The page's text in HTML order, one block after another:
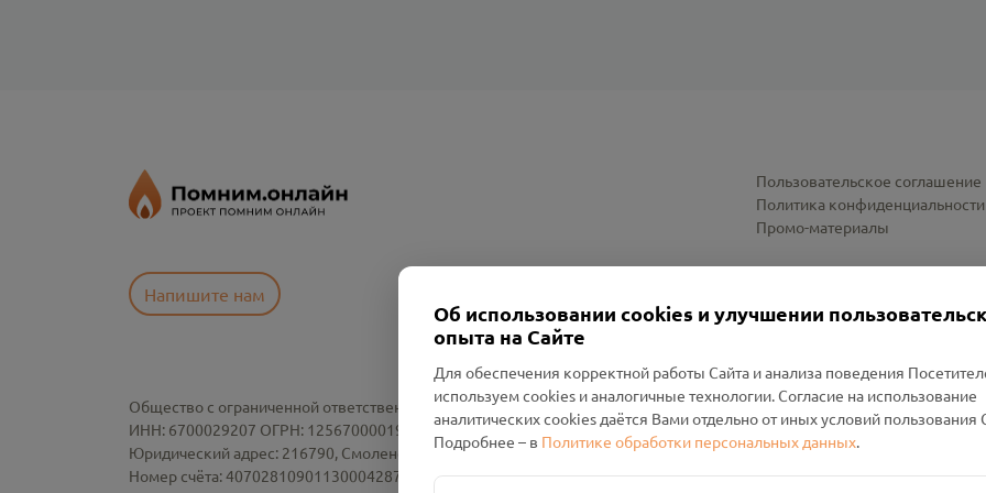
Напишите нам
Пользовательское соглашение
Политика конфиденциальности
Промо-материалы
Общество с ограниченной ответственностью «Смоленский Проект Помним»
ИНН: 6700029207 ОГРН: 1256700001986
Юридический адрес: 216790, Смоленская область, р-н Руднянский, г. Рудня, улица Западная, д. 26А, пом. 18
Номер счёта: 40702810901130004287 в АО "АЛЬФА-БАНК"
Об использовании cookies и улучшении
опыта на Сайте
Для обеспечения корректной работы Сайта и анализа поведения
используем cookies и аналогичные технологии. Согласие на использование
аналитических cookies даётся Вами отдельно от иных условий пользования
Подробнее – в Политике обработки персональных данных.